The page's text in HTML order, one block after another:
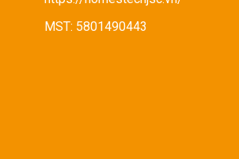
MST: 5801490443